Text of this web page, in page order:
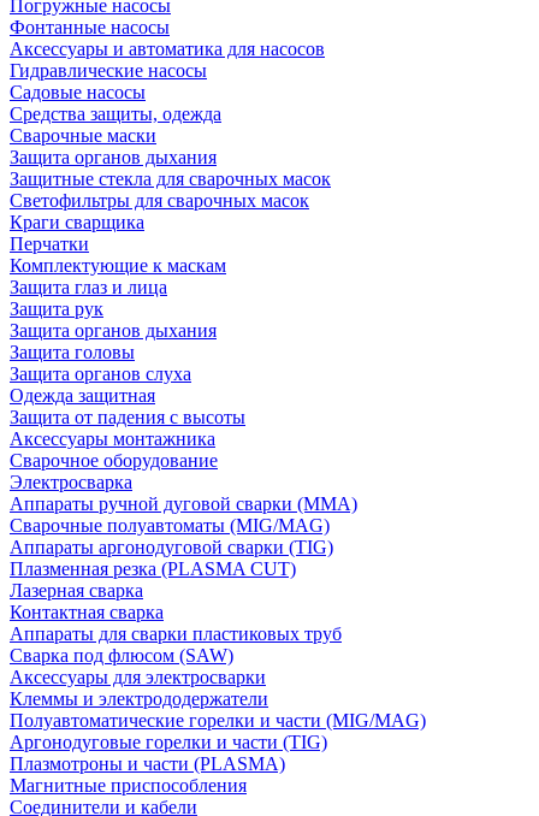
Погружные насосы
Фонтанные насосы
Аксессуары и автоматика для насосов
Гидравлические насосы
Садовые насосы
Средства защиты, одежда
Сварочные маски
Защита органов дыхания
Защитные стекла для сварочных масок
Светофильтры для сварочных масок
Краги сварщика
Перчатки
Комплектующие к маскам
Защита глаз и лица
Защита рук
Защита органов дыхания
Защита головы
Защита органов слуха
Одежда защитная
Защита от падения с высоты
Аксессуары монтажника
Сварочное оборудование
Электросварка
Аппараты ручной дуговой сварки (MMA)
Сварочные полуавтоматы (MIG/MAG)
Аппараты аргонодуговой сварки (TIG)
Плазменная резка (PLASMA CUT)
Лазерная сварка
Контактная сварка
Аппараты для сварки пластиковых труб
Сварка под флюсом (SAW)
Аксессуары для электросварки
Клеммы и электрододержатели
Полуавтоматические горелки и части (MIG/MAG)
Аргонодуговые горелки и части (TIG)
Плазмотроны и части (PLASMA)
Магнитные приспособления
Соединители и кабели